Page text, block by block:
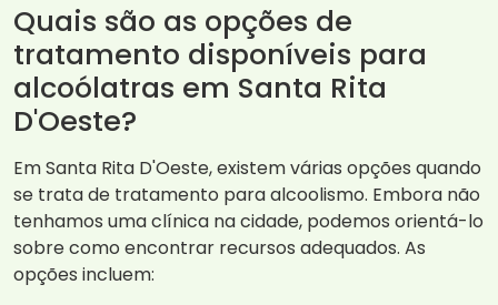
Quais são as opções de
tratamento disponíveis para
alcoólatras em Santa Rita
D'Oeste?
Em Santa Rita D'Oeste, existem várias opções quando
se trata de tratamento para alcoolismo. Embora não
tenhamos uma clínica na cidade, podemos orientá-lo
sobre como encontrar recursos adequados. As
opções incluem: